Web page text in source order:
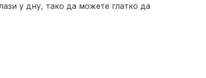
у дну, тако да можете глатко да